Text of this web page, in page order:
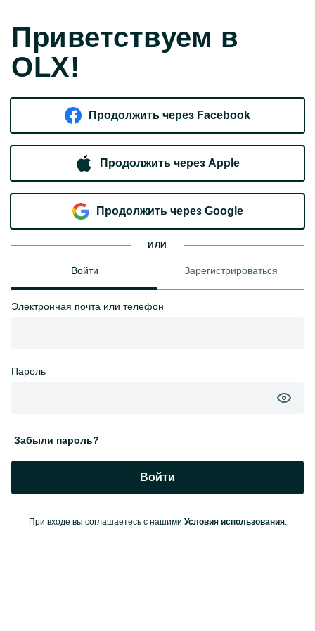
Приветствуем в
OLX!
Продолжить через Facebook
Продолжить через Apple
Продолжить через Google
ИЛИ
Войти Зарегистрироваться
Электронная почта или телефон
Пароль
Забыли пароль?
Войти
При входе вы соглашаетесь с нашими Условия использования.